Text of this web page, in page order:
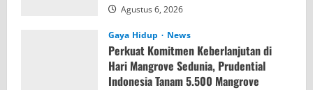
Agustus 6, 2026
Gaya Hidup News
Perkuat Komitmen Keberlanjutan di
Hari Mangrove Sedunia, Prudential
Indonesia Tanam 5.500 Mangrove